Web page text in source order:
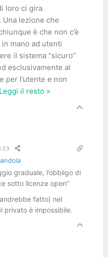
loro ci gira
lezione che
è che non c’è
mano ad utenti
il sistema “sicuro”
esclusivamente al
per l’utente e non
Leggi il resto »
graduale, l’obbligo di
sotto licenze open”
fatto) nel
privato è impossibile.